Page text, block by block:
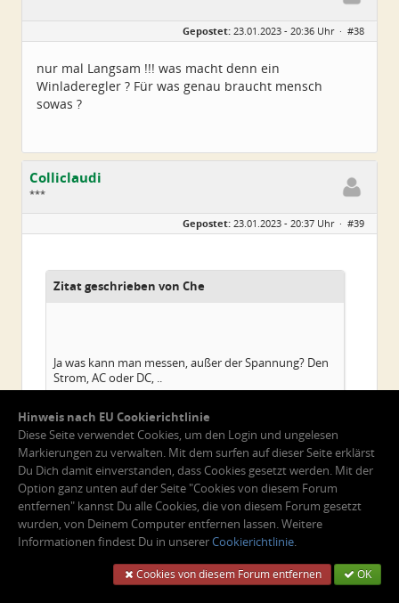
Gepostet: 23.01.2023 - 20:36 Uhr · #38
nur mal Langsam !!! was macht denn ein
Winladeregler ? Für was genau braucht mensch
sowas ?
Colliclaudi
***
Geschlecht:
Beiträge:
43
Gepostet: 23.01.2023 - 20:37 Uhr · #39
Zitat geschrieben von Che
Ja was kann man messen, außer der Spannung? Den
Strom, AC oder DC, ..
Ich hab gefragt, wie man das messen kann, wenn es
an die Batterie geklemmt ist. Wär schön, wenn du es
mir erklären könntest.
Hinweis nach EU Cookierichtlinie
Diese Seite verwendet Cookies, um den Login und ungelesen
Markierungen zu verwalten. Mit dem surfen auf dieser Seite erklärst
Du Dich damit einverstanden, dass Cookies gesetzt werden. Mit der
Option ganz unten auf der Seite "Cookies von diesem Forum
entfernen" kannst Du alle Cookies, die von diesem Forum gesetzt
wurden, von Deinem Computer entfernen lassen. Weitere
Informationen findest Du in unsererCookierichtlinie.
Cookies von diesem Forum entfernen OK